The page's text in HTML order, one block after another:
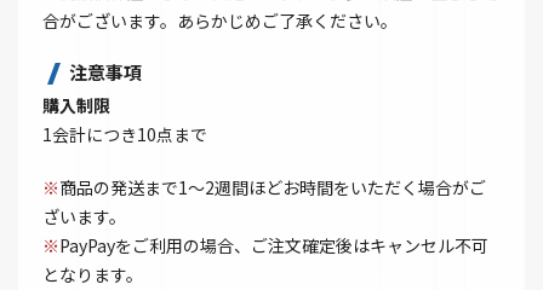
合がございます。あらかじめご了承ください。
注意事項
購入制限
1会計につき10点まで
※商品の発送まで1～2週間ほどお時間をいただく場合がご
ざいます。
※PayPayをご利用の場合、ご注文確定後はキャンセル不可
となります。